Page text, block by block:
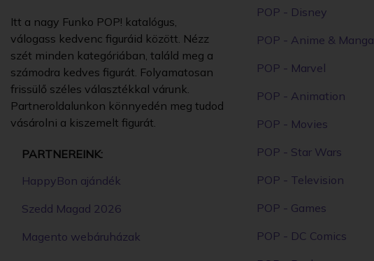
Itt a nagy Funko POP! katalógus,
válogass kedvenc figuráid között. Nézz
szét minden kategóriában, találd meg a
számodra kedves figurát. Folyamatosan
frissülő széles választékkal várunk.
Partneroldalunkon könnyedén meg tudod
vásárolni a kiszemelt figurát.
PARTNEREINK:
HappyBon ajándék
Szedd Magad 2026
Magento webáruházak
POP - Disney
POP - Anime & Manga
POP - Marvel
POP - Animation
POP - Movies
POP - Star Wars
POP - Television
POP - Games
POP - DC Comics